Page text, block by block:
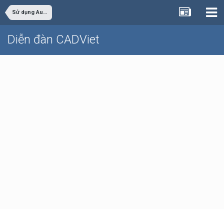
Sử dụng AutoCAD
Diễn đàn CADViet